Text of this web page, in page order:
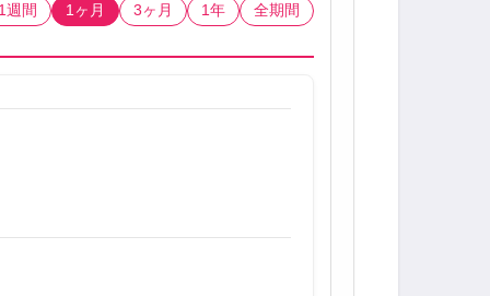
週間 1ヶ月 3ヶ月 1年 全期間